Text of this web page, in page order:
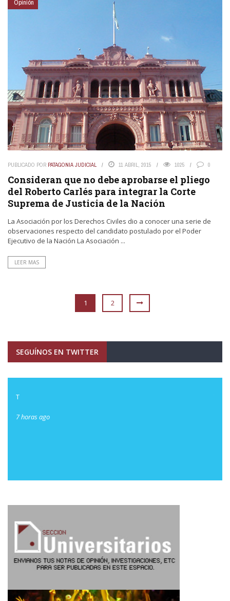
Opinión
PUBLICADO POR PATAGONIA JUDICIAL 11 ABRIL, 2015 1025 0
Consideran que no debe aprobarse el pliego
del Roberto Carlés para integrar la Corte
Suprema de Justicia de la Nación
La Asociación por los Derechos Civiles dio a conocer una serie de
observaciones respecto del candidato postulado por el Poder
Ejecutivo de la Nación La Asociación ...
LEER MAS
1 2
SEGUÍNOS EN TWITTER
T
7 horas ago